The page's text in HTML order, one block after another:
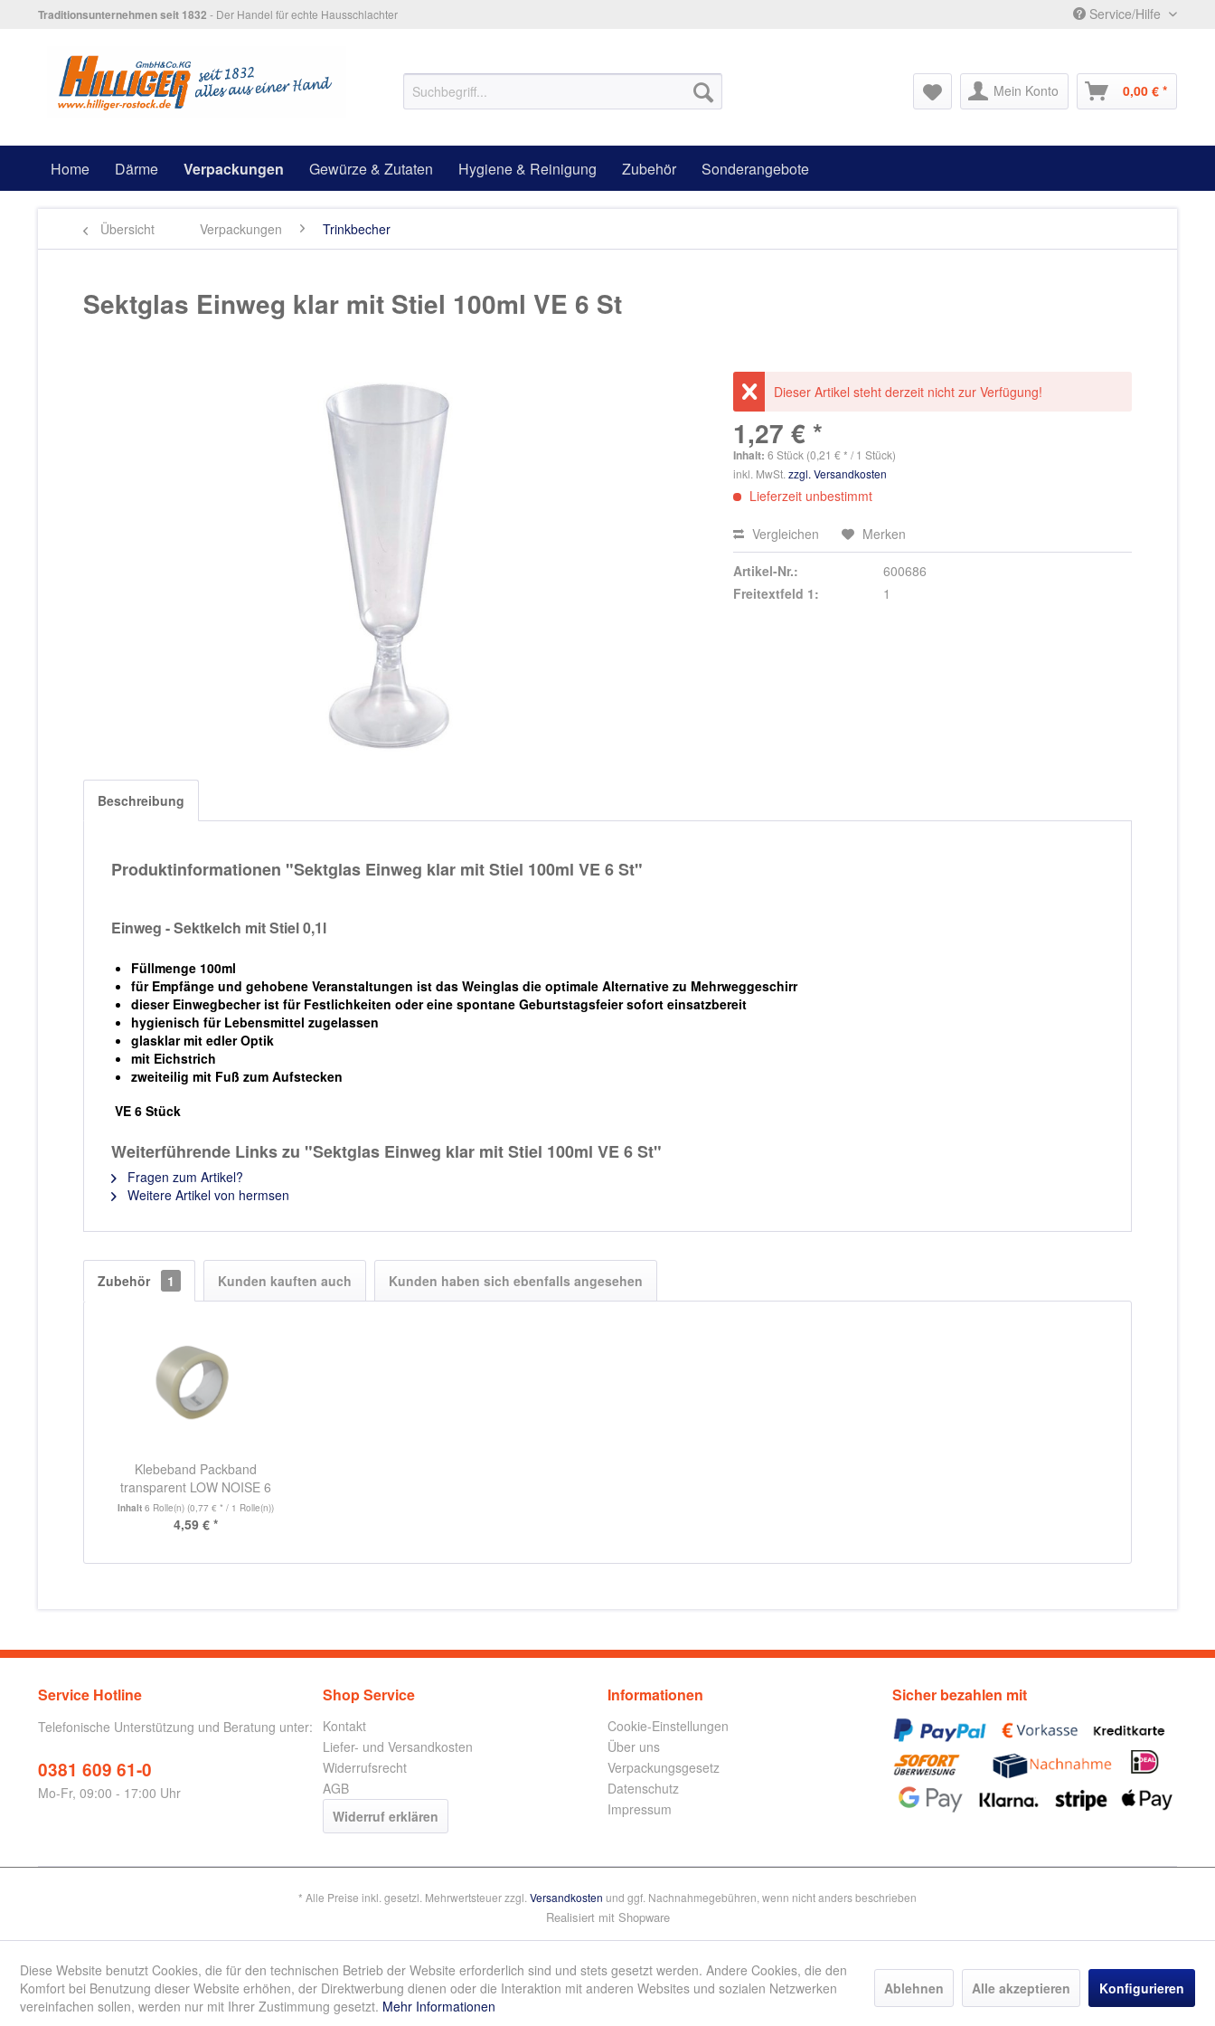
Traditionsunternehmen seit 1832 - Der Handel für echte Hausschlachter Service/Hilfe
Mein Konto 0,00 € *
Home Därme Verpackungen Gewürze & Zutaten Hygiene & Reinigung Zubehör Sonderangebote
Übersicht Verpackungen Trinkbecher
Sektglas Einweg klar mit Stiel 100ml VE 6 St
Dieser Artikel steht derzeit nicht zur Verfügung!
1,27 € *
Inhalt:6 Stück (0,21 € * / 1 Stück)
inkl. MwSt.zzgl. Versandkosten
Lieferzeit unbestimmt
Vergleichen Merken
Artikel-Nr.:
600686
Freitextfeld 1:
1
Beschreibung
Produktinformationen "Sektglas Einweg klar mit Stiel 100ml VE 6 St"
Einweg - Sektkelch mit Stiel 0,1l
Füllmenge 100ml
für Empfänge und gehobene Veranstaltungen ist das Weinglas die optimale Alternative zu Mehrweggeschirr
dieser Einwegbecher ist für Festlichkeiten oder eine spontane Geburtstagsfeier sofort einsatzbereit
hygienisch für Lebensmittel zugelassen
glasklar mit edler Optik
mit Eichstrich
zweiteilig mit Fuß zum Aufstecken
VE 6 Stück
Weiterführende Links zu "Sektglas Einweg klar mit Stiel 100ml VE 6 St"
Fragen zum Artikel?
Weitere Artikel von hermsen
Zubehör 1 Kunden kauften auch Kunden haben sich ebenfalls angesehen
Klebeband Packband
transparent LOW NOISE 6
Rollen
Inhalt6 Rolle(n) (0,77 € * / 1 Rolle(n))
4,59 € *
Service Hotline
Telefonische Unterstützung und Beratung unter:
0381 609 61-0
Mo-Fr, 09:00 - 17:00 Uhr
Shop Service
Kontakt
Liefer- und Versandkosten
Widerrufsrecht
AGB
Widerruf erklären
Informationen
Cookie-Einstellungen
Über uns
Verpackungsgesetz
Datenschutz
Impressum
Sicher bezahlen mit
* Alle Preise inkl. gesetzl. Mehrwertsteuer zzgl. Versandkosten und ggf. Nachnahmegebühren, wenn nicht anders beschrieben
Realisiert mit Shopware
Diese Website benutzt Cookies, die für den technischen Betrieb der Website erforderlich sind und stets gesetzt werden. Andere Cookies, die den
Komfort bei Benutzung dieser Website erhöhen, der Direktwerbung dienen oder die Interaktion mit anderen Websites und sozialen Netzwerken
vereinfachen sollen, werden nur mit Ihrer Zustimmung gesetzt. Mehr Informationen
Ablehnen Alle akzeptieren Konfigurieren